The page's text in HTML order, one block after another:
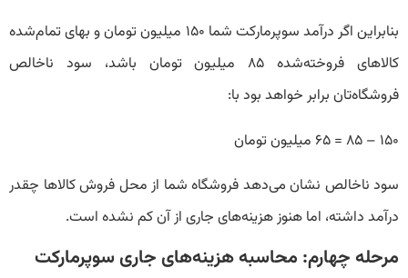
بنابراین اگر درآمد سوپرمارکت شما ۱۵۰ میلیون تومان و بهای تمام‌شده
کالاهای فروخته‌شده ۸۵ میلیون تومان باشد، سود ناخالص
فروشگاه‌تان برابر خواهد بود با:
۱۵۰ – ۸۵ = ۶۵ میلیون تومان
سود ناخالص نشان می‌دهد فروشگاه شما از محل فروش کالاها چقدر
درآمد داشته، اما هنوز هزینه‌های جاری از آن کم نشده است.
مرحله چهارم: محاسبه هزینه‌های جاری سوپرمارکت